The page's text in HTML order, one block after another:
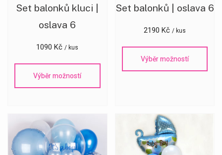
Set balonků kluci |
oslava 6
1090Kč / kus
Výběr možností
Set balonků | oslava 6
2190 Kč / kus
Výběr možností
AI Agent
Dobrý den! Jak vám mohu pomoci? Zeptejte se na